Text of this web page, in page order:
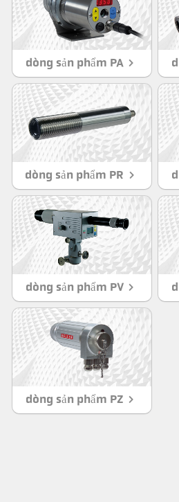
dòng sản phẩm PA
dòng sản phẩm PR
dòng sản phẩm PV
dòng sản phẩm PZ